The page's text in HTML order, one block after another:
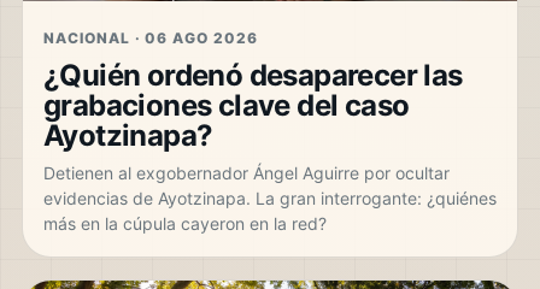
NACIONAL · 06 AGO 2026
¿Quién ordenó desaparecer las
grabaciones clave del caso
Ayotzinapa?
Detienen al exgobernador Ángel Aguirre por ocultar
evidencias de Ayotzinapa. La gran interrogante: ¿quiénes
más en la cúpula cayeron en la red?